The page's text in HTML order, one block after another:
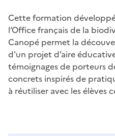
Cette formation
l’Office français de la
Canopé permet la
d'un projet d’aire
témoignages de porteurs
concrets inspirés de
à réutiliser avec les élèves